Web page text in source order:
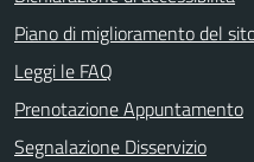
Piano di miglioramento del
Leggi le FAQ
Prenotazione Appuntamento
Segnalazione Disservizio